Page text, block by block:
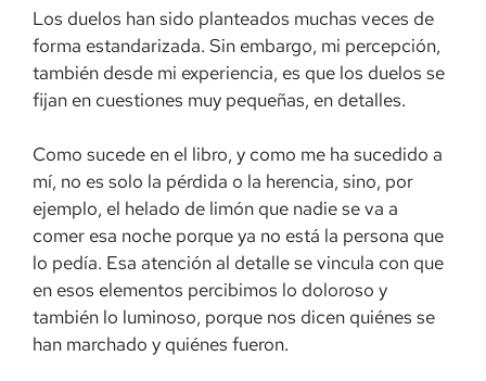
Los duelos han sido planteados muchas veces de
forma estandarizada. Sin embargo, mi percepción,
también desde mi experiencia, es que los duelos se
fijan en cuestiones muy pequeñas, en detalles.
Como sucede en el libro, y como me ha sucedido a
mí, no es solo la pérdida o la herencia, sino, por
ejemplo, el helado de limón que nadie se va a
comer esa noche porque ya no está la persona que
lo pedía. Esa atención al detalle se vincula con que
en esos elementos percibimos lo doloroso y
también lo luminoso, porque nos dicen quiénes se
han marchado y quiénes fueron.